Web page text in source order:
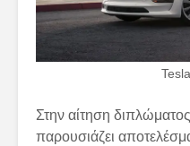
Στην αίτηση
παρουσιάζει